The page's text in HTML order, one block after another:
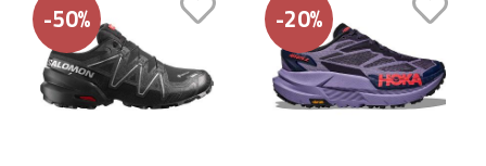
-50% -20%